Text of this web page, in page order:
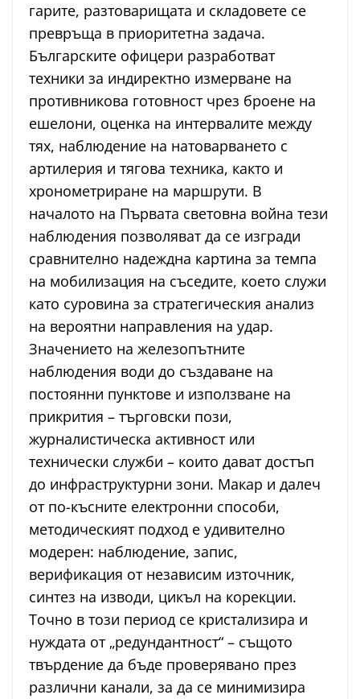
гарите, разтоварищата и складовете се
превръща в приоритетна задача.
Българските офицери разработват
техники за индиректно измерване на
противникова готовност чрез броене на
ешелони, оценка на интервалите между
тях, наблюдение на натоварването с
артилерия и тягова техника, както и
хронометриране на маршрути. В
началото на Първата световна война тези
наблюдения позволяват да се изгради
сравнително надеждна картина за темпа
на мобилизация на съседите, което служи
като суровина за стратегическия анализ
на вероятни направления на удар.
Значението на железопътните
наблюдения води до създаване на
постоянни пунктове и използване на
прикрития – търговски пози,
журналистическа активност или
технически служби – които дават достъп
до инфраструктурни зони. Макар и далеч
от по-късните електронни способи,
методическият подход е удивително
модерен: наблюдение, запис,
верификация от независим източник,
синтез на изводи, цикъл на корекции.
Точно в този период се кристализира и
нуждата от „редундантност“ – същото
твърдение да бъде проверявано през
различни канали, за да се минимизира